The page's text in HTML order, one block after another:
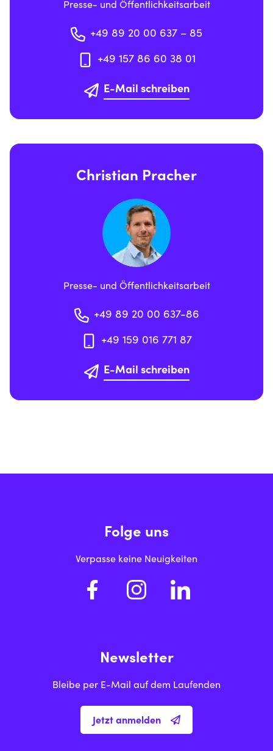
Presse- und Öffentlichkeitsarbeit
+49 89 20 00 637 – 85
+49 157 86 60 38 01
E-Mail schreiben
Christian Pracher
Presse- und Öffentlichkeitsarbeit
+49 89 20 00 637-86
+49 159 016 771 87
E-Mail schreiben
Folge uns
Verpasse keine Neuigkeiten
Newsletter
Bleibe per E-Mail auf dem Laufenden
Jetzt anmelden